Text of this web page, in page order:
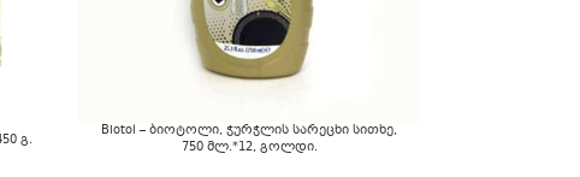
გ.
Biotol – ბიოტოლი, ჭურჭლის სარეცხი სითხე,
750 მლ.*12, გოლდი.